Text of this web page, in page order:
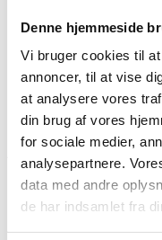
Denne hjemmeside
Vi bruger cookies til
annoncer, til at vise
at analysere vores
din brug af vores
for sociale medier,
analysepartnere.
data med andre
de har indsamlet fra
Events
Kontakt
Kontakt
Presse
FAQ
Skoleprojekter
Author:
Sorry, nothing